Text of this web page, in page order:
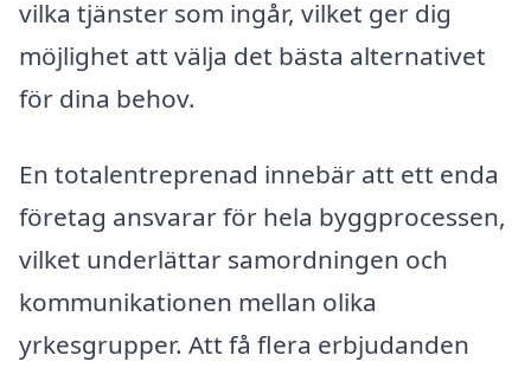
vilka tjänster som ingår, vilket ger dig
möjlighet att välja det bästa alternativet
för dina behov.
En totalentreprenad innebär att ett enda
företag ansvarar för hela byggprocessen,
vilket underlättar samordningen och
kommunikationen mellan olika
yrkesgrupper. Att få flera erbjudanden